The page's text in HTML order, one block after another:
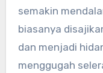
semakin
biasanya
dan menjadi
menggugah